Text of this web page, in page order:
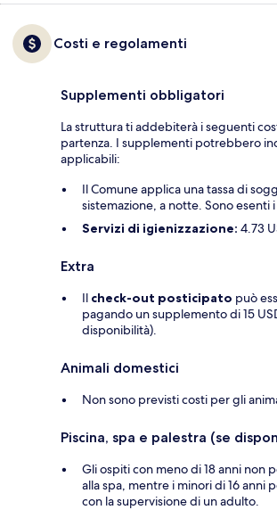
Costi e regolamenti
Supplementi obbligatori
La struttura ti addebiterà i seguenti
partenza. I supplementi potrebbero
applicabili:
Il Comune applica una tassa di
sistemazione, a notte. Sono esenti
Servizi di igienizzazione: 4.73
Extra
Il check-out posticipato può
pagando un supplemento di 15
disponibilità).
Animali domestici
Non sono previsti costi per gli
Piscina, spa e palestra (se
Gli ospiti con meno di 18 anni non
alla spa, mentre i minori di 16 anni
con la supervisione di un adulto.